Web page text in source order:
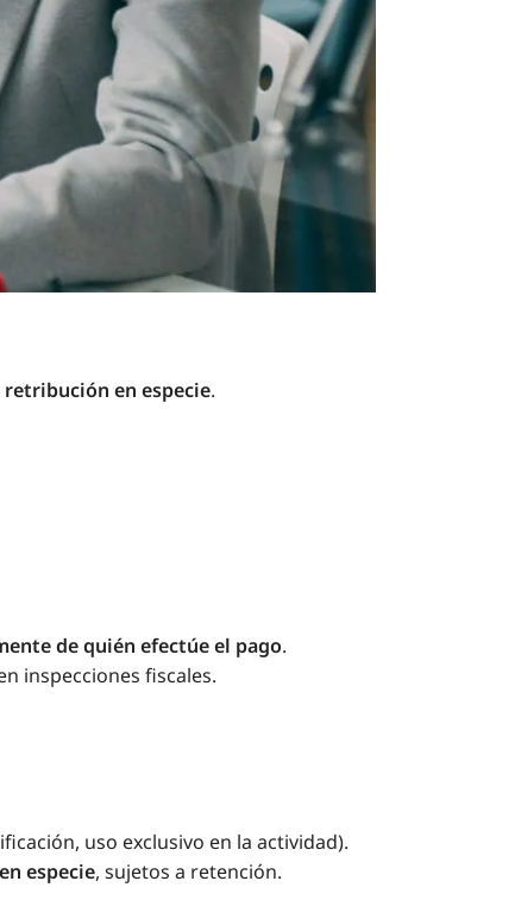
retribución en especie.
de quién efectúe el pago.
inspecciones fiscales.
uso exclusivo en la actividad).
especie, sujetos a retención.